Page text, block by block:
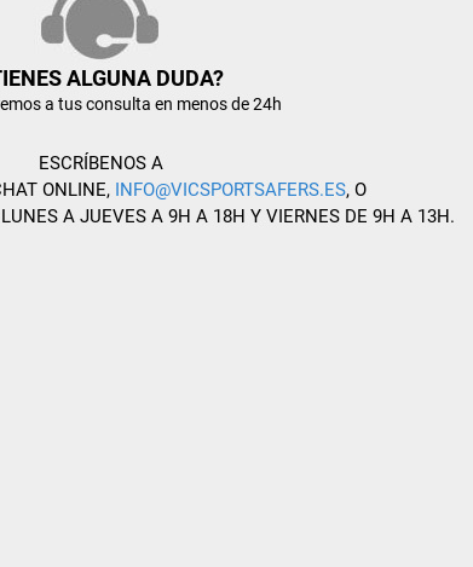
ALGUNA DUDA?
a tus consulta en menos de 24h
ESCRÍBENOS A
ONLINE, INFO@VICSPORTSAFERS.ES, O
A JUEVES A 9H A 18H Y VIERNES DE 9H A 13H.